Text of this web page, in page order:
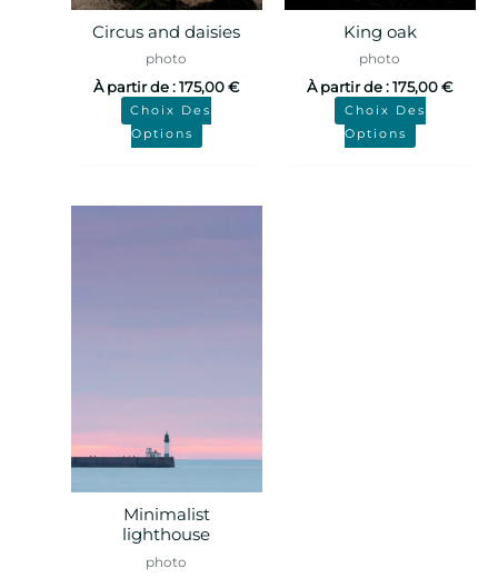
Circus and daisies
photo
À partir de :175,00€
Choix Des
Options
King oak
photo
À partir de :175,00€
Choix Des
Options
Minimalist
lighthouse
photo